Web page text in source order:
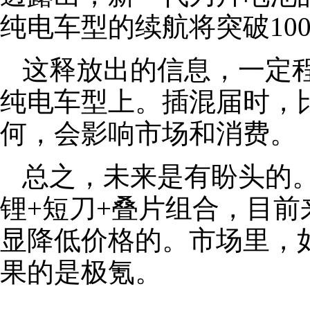
纯电车型的续航将突破
这释放出的信息，一定
纯电车型上。插混届时，
何，会影响市场和消费。
总之，未来是有盼头的
锂+短刀+叠片组合，目
显降低价格的。市场里
果的是极氪。